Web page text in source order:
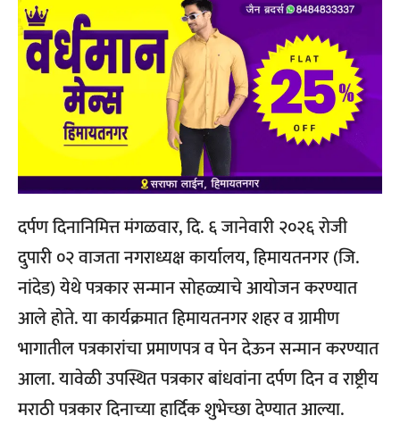
दर्पण दिनानिमित्त मंगळवार, दि. ६ जानेवारी २०२६ रोजी
दुपारी ०२ वाजता नगराध्यक्ष कार्यालय, हिमायतनगर (जि.
नांदेड) येथे पत्रकार सन्मान सोहळ्याचे आयोजन करण्यात
आले होते. या कार्यक्रमात हिमायतनगर शहर व ग्रामीण
भागातील पत्रकारांचा प्रमाणपत्र व पेन देऊन सन्मान करण्यात
आला. यावेळी उपस्थित पत्रकार बांधवांना दर्पण दिन व राष्ट्रीय
मराठी पत्रकार दिनाच्या हार्दिक शुभेच्छा देण्यात आल्या.